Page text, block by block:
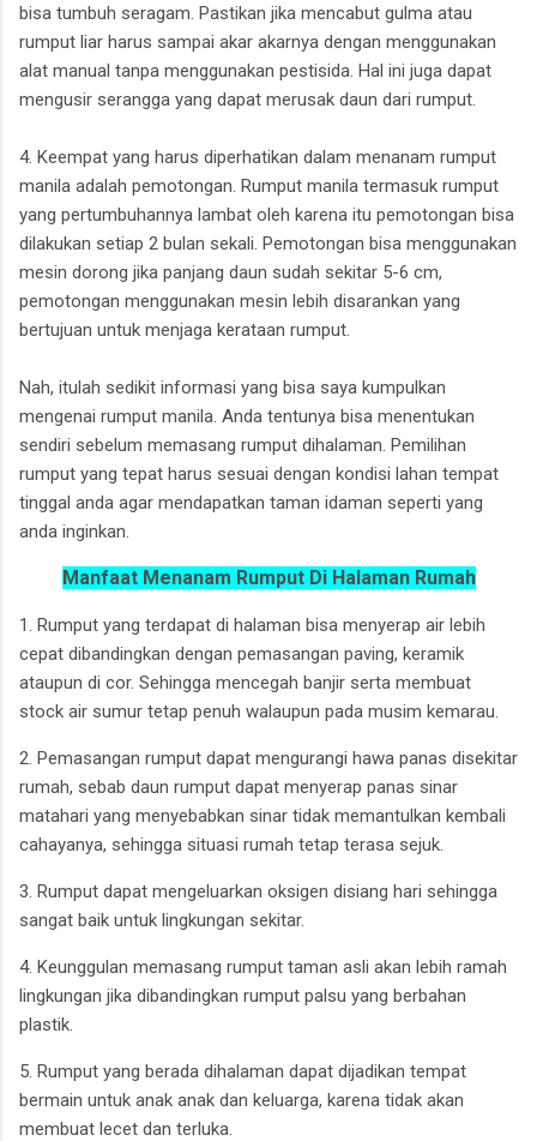
bisa tumbuh seragam. Pastikan jika mencabut gulma atau
rumput liar harus sampai akar akarnya dengan menggunakan
alat manual tanpa menggunakan pestisida. Hal ini juga dapat
mengusir serangga yang dapat merusak daun dari rumput.
4. Keempat yang harus diperhatikan dalam menanam rumput
manila adalah pemotongan. Rumput manila termasuk rumput
yang pertumbuhannya lambat oleh karena itu pemotongan bisa
dilakukan setiap 2 bulan sekali. Pemotongan bisa menggunakan
mesin dorong jika panjang daun sudah sekitar 5-6 cm,
pemotongan menggunakan mesin lebih disarankan yang
bertujuan untuk menjaga kerataan rumput.
Nah, itulah sedikit informasi yang bisa saya kumpulkan
mengenai rumput manila. Anda tentunya bisa menentukan
sendiri sebelum memasang rumput dihalaman. Pemilihan
rumput yang tepat harus sesuai dengan kondisi lahan tempat
tinggal anda agar mendapatkan taman idaman seperti yang
anda inginkan.
Manfaat Menanam Rumput Di Halaman Rumah
1. Rumput yang terdapat di halaman bisa menyerap air lebih
cepat dibandingkan dengan pemasangan paving, keramik
ataupun di cor. Sehingga mencegah banjir serta membuat
stock air sumur tetap penuh walaupun pada musim kemarau.
2. Pemasangan rumput dapat mengurangi hawa panas disekitar
rumah, sebab daun rumput dapat menyerap panas sinar
matahari yang menyebabkan sinar tidak memantulkan kembali
cahayanya, sehingga situasi rumah tetap terasa sejuk.
3. Rumput dapat mengeluarkan oksigen disiang hari sehingga
sangat baik untuk lingkungan sekitar.
4. Keunggulan memasang rumput taman asli akan lebih ramah
lingkungan jika dibandingkan rumput palsu yang berbahan
plastik.
5. Rumput yang berada dihalaman dapat dijadikan tempat
bermain untuk anak anak dan keluarga, karena tidak akan
membuat lecet dan terluka.